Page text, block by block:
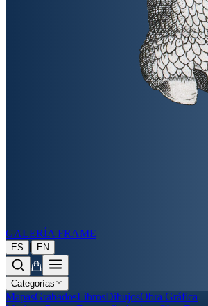
GALERÍA FRAME
ES | EN
Categorías
MapasGrabadosLibrosDibujosObra Gráfica